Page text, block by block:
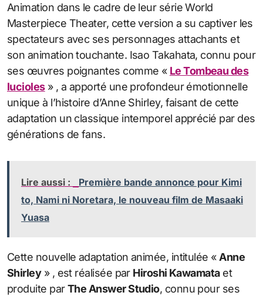
Animation dans le cadre de leur série World
Masterpiece Theater, cette version a su captiver les
spectateurs avec ses personnages attachants et
son animation touchante. Isao Takahata, connu pour
ses œuvres poignantes comme « Le Tombeau des
lucioles» , a apporté une profondeur émotionnelle
unique à l’histoire d’Anne Shirley, faisant de cette
adaptation un classique intemporel apprécié par des
générations de fans.
Lire aussi :
Première bande annonce pour Kimi
to, Nami ni Noretara, le nouveau film de Masaaki
Yuasa
Cette nouvelle adaptation animée, intitulée « Anne
Shirley» , est réalisée par Hiroshi Kawamataet
produite parThe Answer Studio, connu pour ses